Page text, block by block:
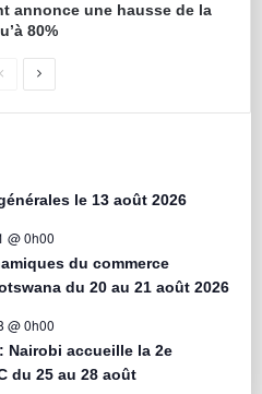
annonce une hausse de la
80%
le 13 août 2026
@ 0h00
du commerce
du 20 au 21 août 2026
@ 0h00
Nairobi accueille la 2e
du 25 au 28 août